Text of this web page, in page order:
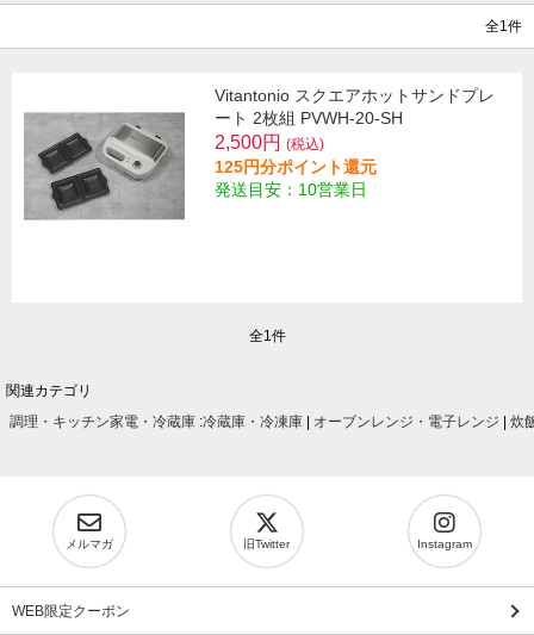
全1件
Vitantonio スクエアホットサンドプレ
ート 2枚組 PVWH-20-SH
2,500円 (税込)
125円分ポイント還元
発送目安：10営業日
全1件
関連カテゴリ
調理・キッチン家電・冷蔵庫 :冷蔵庫・冷凍庫 オーブンレンジ・電子レンジ 炊
メルマガ 旧Twitter Instagram
WEB限定クーポン